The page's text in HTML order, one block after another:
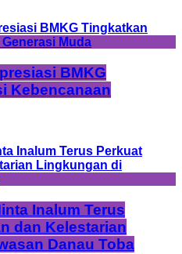
BMKG
Kebencanaan
Inalum Terus
dan Kelestarian
Danau Toba